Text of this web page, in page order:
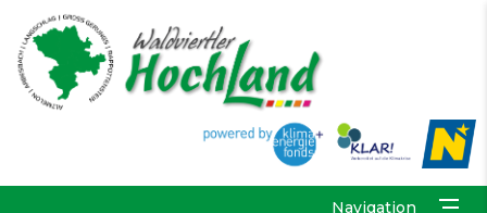
Navigation